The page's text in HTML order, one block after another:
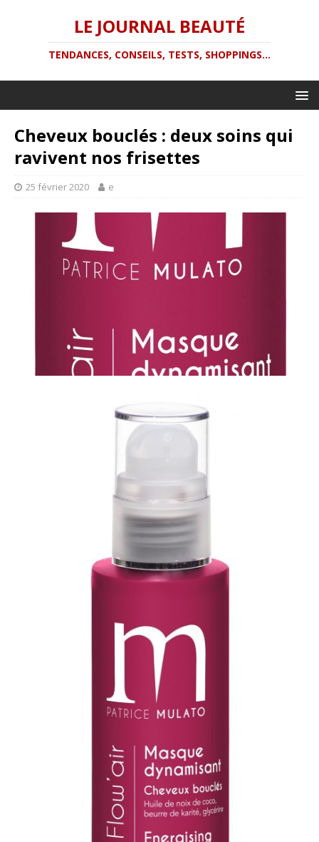
LE JOURNAL BEAUTÉ
TENDANCES, CONSEILS, TESTS, SHOPPINGS...
Cheveux bouclés : deux soins qui
ravivent nos frisettes
25 février 2020 e